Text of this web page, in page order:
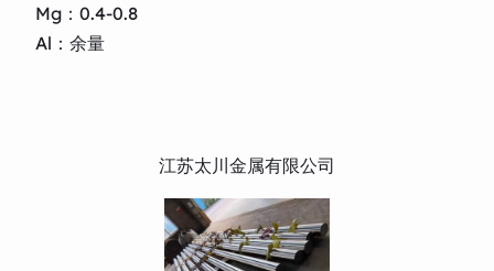
Mg：0.4-0.8
Al：余量
江苏太川金属有限公司